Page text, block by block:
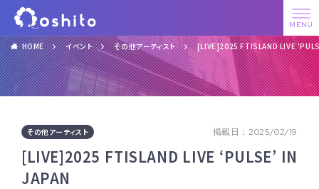
HOME イベント その他アーティスト [LIVE]2025 FTISLAND LIVE
その他アーティスト 掲載日：2025/02/19
[LIVE]2025 FTISLAND LIVE ‘PULSE’ IN
JAPAN